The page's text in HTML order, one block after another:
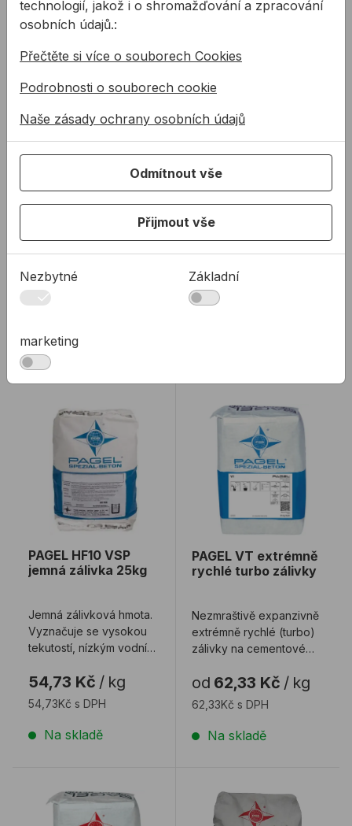
PAGEL VB blesková zálivka
PAGEL VB blesková
expanzivní zálivkové
časy tuhnutí. Zatížitelnost
je možná již p ...
od54,75 Kč
Na skladě
PAGEL VS-P 25kg
Pagel VS-P je
konzistence na
cementové bázi. Slouží
35,79 Kč
PAGEL HF10 VSP jemná zálivka 25kg
PAGEL HF10 VSP
jemná zálivka 25kg
Jemná zálivková hmota.
Vyznačuje se vysokou
tekutostí, nízkým vodním
vysokou pevno ...
54,73 Kč / kg
54,73Kč s DPH
Na skladě
PAGEL VT extrémně
PAGEL VT extrémně
rychlé turbo zálivky
Nezmraštivě expanzivně
extrémně rychlé (turbo)
zálivky na cementové
od 62,33 Kč / kg
62,33Kč s DPH
Na skladě
PAGEL E1-P kotvící malty PAGEL V1/50SF 25kg
technologií, jakož i o shromažďování a zpracování
osobních údajů.:
Přečtěte si více o souborech Cookies
Podrobnosti o souborech cookie
Naše zásady ochrany osobních údajů
Odmítnout vše
Přijmout vše
Nezbytné Základní
marketing